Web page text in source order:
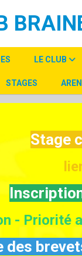
LE CLUB
STAGES
Stage
- Priorité
des